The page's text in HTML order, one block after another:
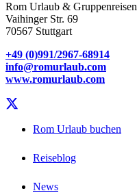
Rom Urlaub & Gruppenreisen
Vaihinger Str. 69
70567 Stuttgart
+49 (0)991/2967-68914
info@romurlaub.com
www.romurlaub.com
Rom Urlaub buchen
Reiseblog
News